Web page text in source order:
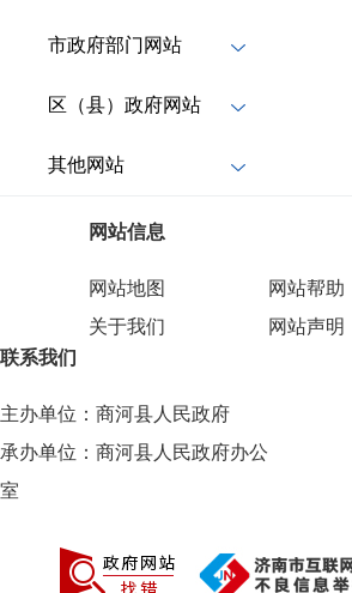
市政府部门网站
区（县）政府网站
其他网站
网站信息
网站地图
网站帮助
关于我们
网站声明
联系我们
主办单位：商河县人民政府
承办单位：商河县人民政府办公
室